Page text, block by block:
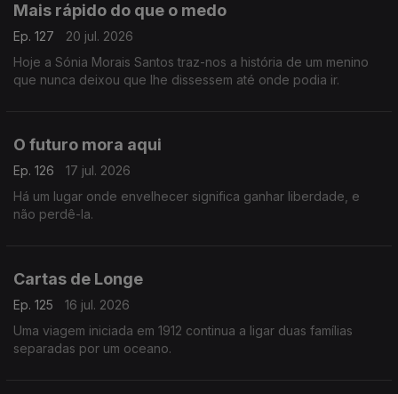
Mais rápido do que o medo
Ep. 127
20 jul. 2026
Hoje a Sónia Morais Santos traz-nos a história de um menino
que nunca deixou que lhe dissessem até onde podia ir.
O futuro mora aqui
Ep. 126
17 jul. 2026
Há um lugar onde envelhecer significa ganhar liberdade, e
não perdê-la.
Cartas de Longe
Ep. 125
16 jul. 2026
Uma viagem iniciada em 1912 continua a ligar duas famílias
separadas por um oceano.